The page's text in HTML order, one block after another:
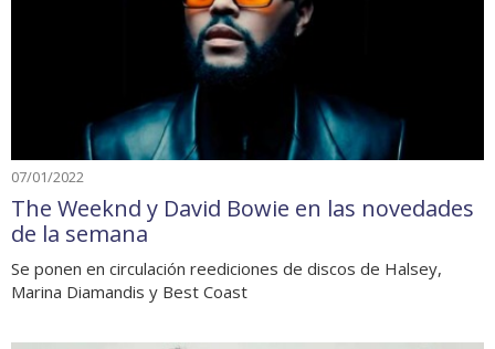
07/01/2022
The Weeknd y David Bowie en las novedades
de la semana
Se ponen en circulación reediciones de discos de Halsey,
Marina Diamandis y Best Coast